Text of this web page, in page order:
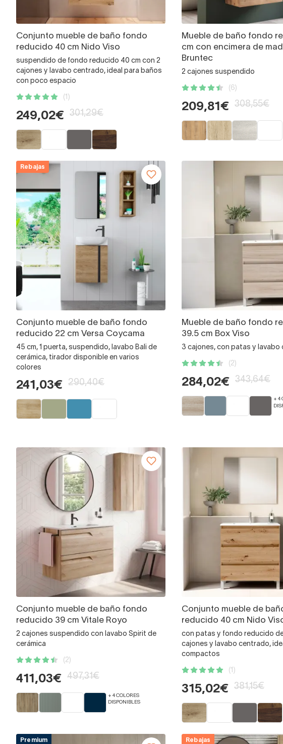
Conjunto mueble de baño fondo
reducido 40 cm Nido Viso
suspendido de fondo reducido 40 cm con 2
cajones y lavabo centrado, ideal para baños
con poco espacio
(1)
249,02€ 301,29€
Mueble de baño fondo
cm con encimera de
Bruntec
2 cajones suspendido
(6)
209,81€ 308,55€
Rebajas
Conjunto mueble de baño fondo
reducido 22 cm Versa Coycama
45 cm, 1 puerta, suspendido, lavabo Bali de
cerámica, tirador disponible en varios
colores
241,03€ 290,40€
Mueble de baño fondo
39.5 cm Box Viso
3 cajones, con patas y lavabo
(2)
284,02€ 343,64€
+ 4
Conjunto mueble de baño fondo
reducido 39 cm Vitale Royo
2 cajones suspendido con lavabo Spirit de
cerámica
(2)
411,03€ 497,31€
+ 4 COLORES
DISPONIBLES
Conjunto mueble de
reducido 40 cm Nido
con patas y fondo reducido
cajones y lavabo centrado,
compactos
(1)
315,02€ 381,15€
Premium Rebajas